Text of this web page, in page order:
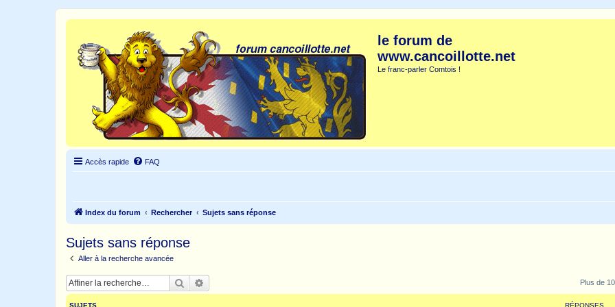
le forum de
www.cancoillotte.net
Le franc-parler Comtois !
Accès rapide FAQ
Index du forum Rechercher Sujets sans réponse
Sujets sans réponse
Aller à la recherche avancée
Rechercher Plus de
SUJETS RÉPONSES